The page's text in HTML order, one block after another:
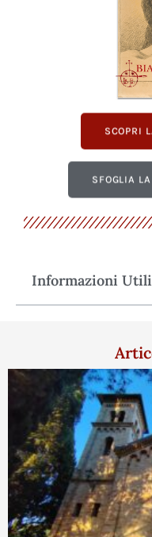
SCOPRI
SFOGLIA
Informazioni Utili